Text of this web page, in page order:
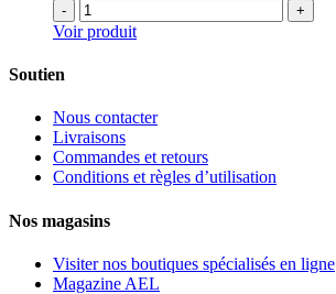
- +
Voir produit
Soutien
Nous contacter
Livraisons
Commandes et retours
Conditions et règles d’utilisation
Nos magasins
Visiter nos boutiques spécialisés en ligne
Magazine AEL